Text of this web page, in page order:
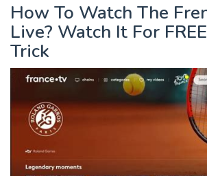
How To Watch The
Live? Watch It For
Trick